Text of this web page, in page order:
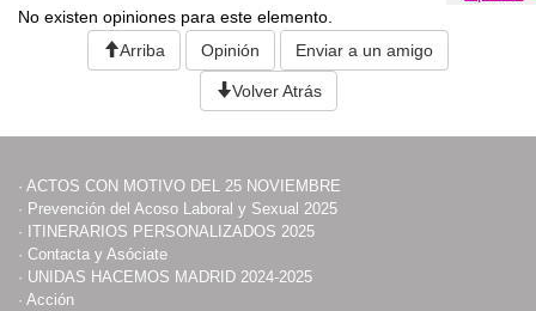
No existen opiniones para este elemento.
Arriba
Opinión Enviar a un amigo
Volver Atrás
· ACTOS CON MOTIVO DEL 25 NOVIEMBRE
· Prevención del Acoso Laboral y Sexual 2025
· ITINERARIOS PERSONALIZADOS 2025
· Contacta y Asóciate
· UNIDAS HACEMOS MADRID 2024-2025
· Acción